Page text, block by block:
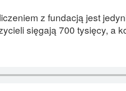
z fundacją jest
sięgają 700 tysięcy, a